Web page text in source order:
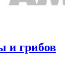
и грибов